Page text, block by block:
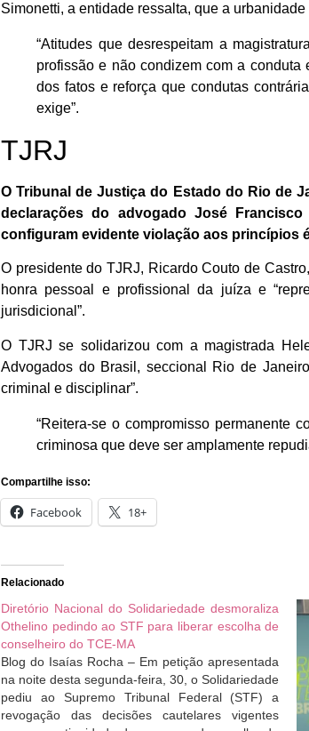
Simonetti, a entidade ressalta, que a
“Atitudes que desrespeitam a
profissão e não condizem com a
dos fatos e reforça que condutas
exige”.
TJRJ
O Tribunal de Justiça do Estado do Rio de
declarações do advogado José
configuram evidente violação aos princípios
O presidente do TJRJ, Ricardo Couto de
honra pessoal e profissional da juíza e
jurisdicional”.
O TJRJ se solidarizou com a magistrada
Advogados do Brasil, seccional Rio de
criminal e disciplinar”.
“Reitera-se o compromisso permanente
criminosa que deve ser amplamente
Compartilhe isso:
Facebook 18+
Relacionado
Diretório Nacional do Solidariedade desmoraliza
Othelino pedindo ao STF para liberar escolha de
conselheiro do TCE-MA
Blog do Isaías Rocha – Em petição apresentada
na noite desta segunda-feira, 30, o Solidariedade
pediu ao Supremo Tribunal Federal (STF) a
revogação das decisões cautelares vigentes